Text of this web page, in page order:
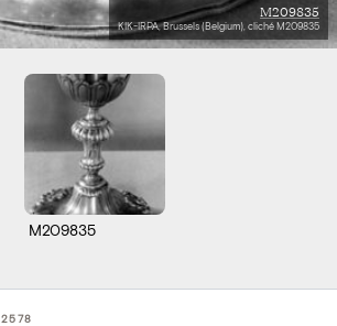
M209835
KIK-IRPA, Brussels (Belgium), cliché M209835
M209835
2578